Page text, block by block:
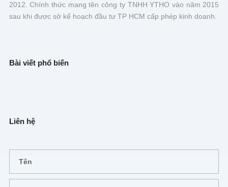
2012. Chính thức mang tên công ty TNHH YTHO vào năm 2015
sau khi được sở kế hoạch đầu tư TP HCM cấp phép kinh doanh.
Bài viết phổ biến
Liên hệ